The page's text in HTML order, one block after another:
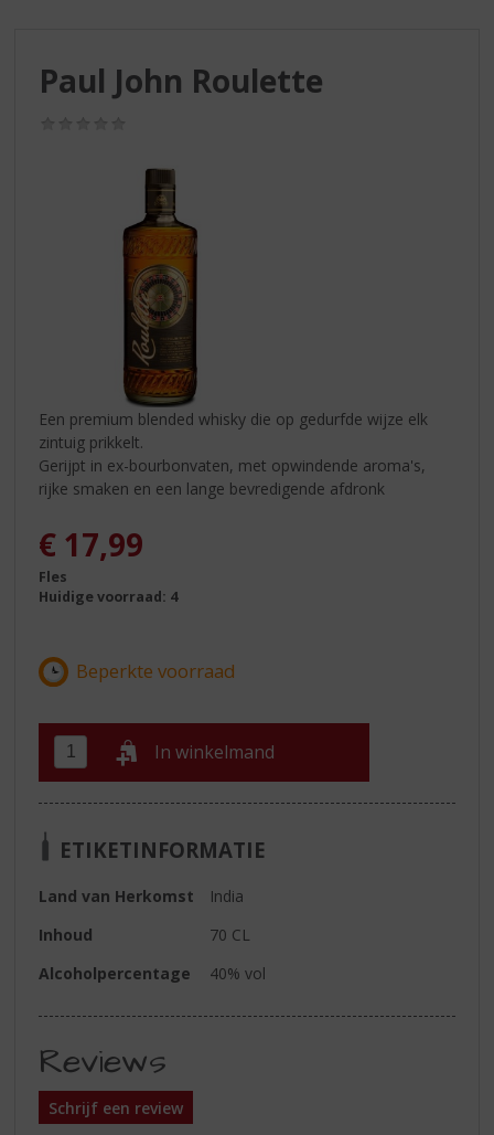
Paul John Roulette
Een premium blended whisky die op gedurfde wijze elk
zintuig prikkelt.
Gerijpt in ex-bourbonvaten, met opwindende aroma's,
rijke smaken en een lange bevredigende afdronk
€ 17,99
Fles
Huidige voorraad: 4
In winkelmand
ETIKETINFORMATIE
Land van Herkomst
India
Inhoud
70 CL
Alcoholpercentage
40% vol
Reviews
Schrijf een review